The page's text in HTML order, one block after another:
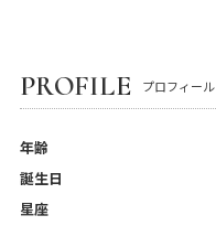
PROFILE プロフィール
年齢
誕生日
星座